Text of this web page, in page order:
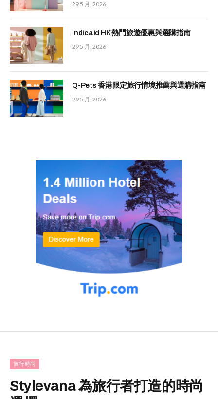
29 5 月, 2026
Indicaid HK 熱門旅遊優惠與選購指南
29 5 月, 2026
Q-Pets 香港限定旅行情境推薦與選購指南
29 5 月, 2026
旅行時尚
Stylevana 為旅行者打造的時尚